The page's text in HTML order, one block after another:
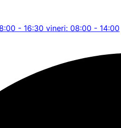
- 16:30 vineri: 08:00 - 14:00